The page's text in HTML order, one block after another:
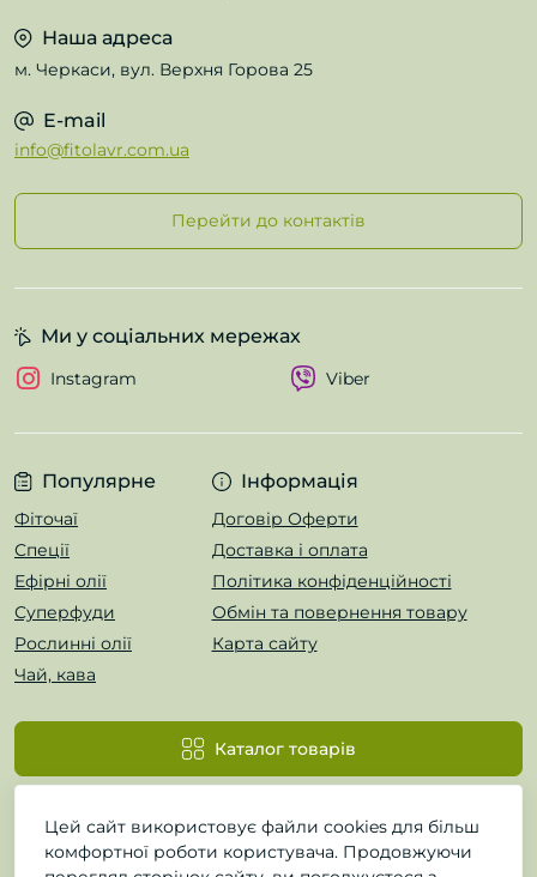
Наша адреса
м. Черкаси, вул. Верхня Горова 25
E-mail
info@fitolavr.com.ua
Перейти до контактів
Популярне
Фіточаї
Спеції
Ефірні олії
Суперфуди
Рослинні олії
Чай, кава
Інформація
Договір Оферти
Доставка і оплата
Політика конфіденційності
Обмін та повернення товару
Карта сайту
Каталог товарів
Ми у соціальних мережах
Instagram Viber
Цей сайт використовує файли cookies для більш
комфортної роботи користувача. Продовжуючи